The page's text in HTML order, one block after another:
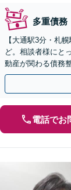
多重債務
【大通駅3分・札
ど。相談者様にと
動産が関わる債務
て相談者様にとっ
電話でお